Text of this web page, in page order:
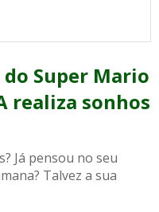
do Super Mario
realiza sonhos
Já pensou no seu
Talvez a sua